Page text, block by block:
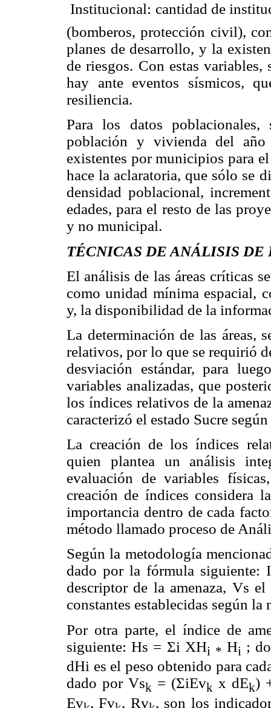
 Institucional: cantidad de
(bomberos, protección civil),
planes de desarrollo, y la
de riesgos. Con estas
hay ante eventos sísmicos,
resiliencia.
Para los datos
población y vivienda del
existentes por municipios para
hace la aclaratoria, que sólo se
densidad poblacional,
edades, para el resto de las
y no municipal.
TÉCNICAS DE ANÁLISIS
El análisis de las áreas críticas
como unidad mínima espacial,
y, la disponibilidad de la
La determinación de las áreas,
relativos, por lo que se requirió
desviación estándar, para
variables analizadas, que
los índices relativos de la
caracterizó el estado Sucre
La creación de los índices
quien plantea un análisis
evaluación de variables
creación de índices considera
importancia dentro de cada
método llamado proceso de
Según la metodología
dado por la fórmula
descriptor de la amenaza, Vs
constantes establecidas según
Por otra parte, el índice de
siguiente: Hs = Σi XHi * Hi ;
dHi es el peso obtenido para
dado por Vsk = (ΣiEvk x dEk)
Ev , Fv , Rv , son los